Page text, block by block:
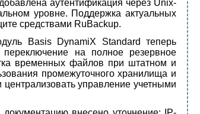
аутентификация через Unix-
уровне. Поддержка актуальных
средствами RuBackup.
Basis DynamiX Standard теперь
на полное резервное
временных файлов при штатном и
промежуточного хранилища и
централизовать управление учетными